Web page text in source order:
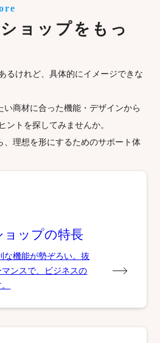
ョップをもっ
るけれど、具体的にイメージできな
い商材に合った機能・デザインから
ントを探してみませんか。
、理想を形にするためのサポート体
ョップの特長
な機能が勢ぞろい。抜
ンスで、ビジネスの